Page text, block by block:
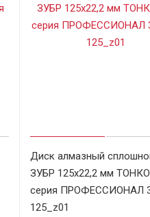
Диск алмазный
ЗУБР 125х22,2 мм
серия ПРОФЕССИОНАЛ
125_z01